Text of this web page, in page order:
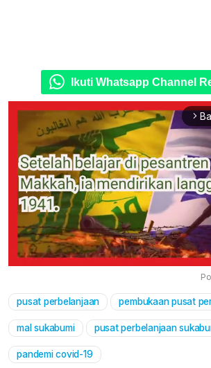
Ikuti Whatsapp Channel
arrow_forward_ios
pusat perbelanjaan pembukaan pusat
mal sukabumi pusat perbelanjaan
pandemi covid-19